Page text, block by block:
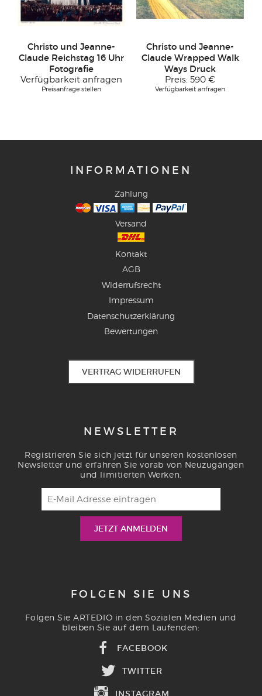
Christo und Jeanne-
Claude Reichstag 16 Uhr
Fotografie
Verfügbarkeit anfragen
Preisanfrage stellen
Christo und Jeanne-
Claude Wrapped Walk
Ways Druck
Preis: 590 €
Verfügbarkeit anfragen
INFORMATIONEN
Zahlung
Versand
Kontakt
AGB
Widerrufsrecht
Impressum
Datenschutzerklärung
Bewertungen
VERTRAG WIDERRUFEN
NEWSLETTER
Registrieren Sie sich jetzt für unseren kostenlosen
Newsletter und erfahren Sie vorab von Neuzugängen
und limitierten Werken.
FOLGEN SIE UNS
Folgen Sie ARTEDIO in den Sozialen Medien und
bleiben Sie auf dem Laufenden:
FACEBOOK
TWITTER
INSTAGRAM